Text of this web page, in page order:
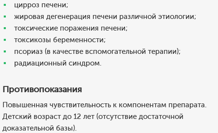
цирроз печени;
жировая дегенерация печени различной этиологии;
токсические поражения печени;
токсикозы беременности;
псориаз (в качестве вспомогательной терапии);
радиационный синдром.
Противопоказания
Повышенная чувствительность к компонентам препарата.
Детский возраст до 12 лет (отсутствие достаточной
доказательной базы).